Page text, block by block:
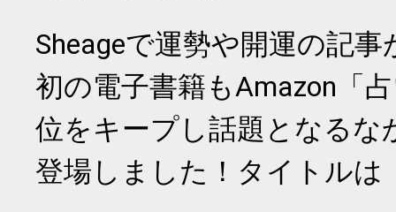
Sheageで運勢や開運の記
初の電子書籍もAmazon「
位をキープし話題となるな
登場しました！タイトルは